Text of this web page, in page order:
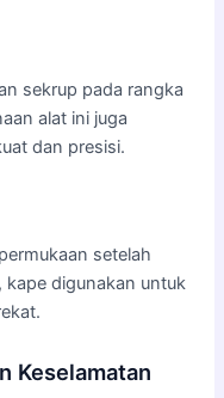
sekrup pada rangka
alat ini juga
dan presisi.
setelah
kape digunakan untuk
Keselamatan